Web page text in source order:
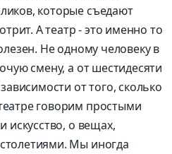
которые съедают
А театр - это именно то
Не одному человеку в
смену, а от шестидесяти
от того, сколько
говорим простыми
искусство, о вещах,
Мы иногда